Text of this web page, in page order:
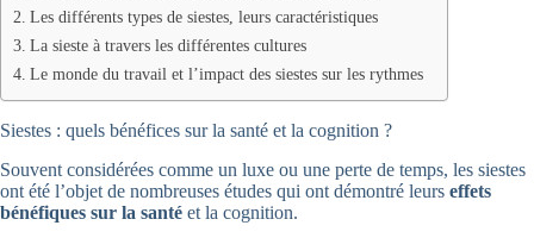
Les différents types de siestes, leurs caractéristiques
La sieste à travers les différentes cultures
Le monde du travail et l’impact des siestes sur les rythmes
Siestes : quels bénéfices sur la santé et la cognition ?
Souvent considérées comme un luxe ou une perte de temps, les siestes
ont été l’objet de nombreuses études qui ont démontré leurs effets
bénéfiques sur la santé et la cognition.